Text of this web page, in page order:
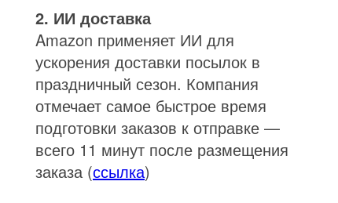
2. ИИ доставка
Amazon применяет ИИ для
ускорения доставки посылок в
праздничный сезон. Компания
отмечает самое быстрое время
подготовки заказов к отправке —
всего 11 минут после размещения
заказа (ссылка)